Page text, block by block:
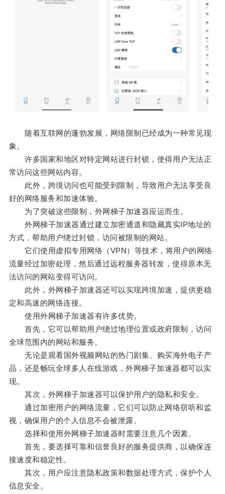
随着互联网的蓬勃发展，网络限制已经成为一种常见现
象。
许多国家和地区对特定网站进行封锁，使得用户无法正
常访问这些网站内容。
此外，跨境访问也可能受到限制，导致用户无法享受良
好的网络服务和加速体验。
为了突破这些限制，外网梯子加速器应运而生。
外网梯子加速器通过建立加密通道和隐藏真实IP地址的
方式，帮助用户绕过封锁，访问被限制的网站。
它们使用虚拟专用网络（VPN）等技术，将用户的网络
流量经过加密处理，然后通过远程服务器转发，使得原本无
法访问的网站变得可访问。
此外，外网梯子加速器还可以实现跨境加速，提供更稳
定和高速的网络连接。
使用外网梯子加速器有许多优势。
首先，它可以帮助用户绕过地理位置或政府限制，访问
全球范围内的网站和服务。
无论是观看国外视频网站的热门剧集、购买海外电子产
品，还是畅玩全球多人在线游戏，外网梯子加速器都可以实
现。
其次，外网梯子加速器可以保护用户的隐私和安全。
通过加密用户的网络流量，它们可以防止网络窃听和监
视，确保用户的个人信息不会被泄露。
选择和使用外网梯子加速器时需要注意几个因素。
首先，要选择可靠和信誉良好的服务提供商，以确保连
接速度和稳定性。
其次，用户应注意隐私政策和数据处理方式，保护个人
信息安全。